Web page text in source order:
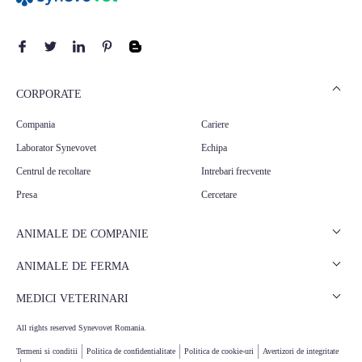
CORPORATE
Compania
Laborator Synevovet
Centrul de recoltare
Presa
Cariere
Echipa
Intrebari frecvente
Cercetare
ANIMALE DE COMPANIE
Analize caini
ANIMALE DE FERMA
Analize rumegatoare mari
MEDICI VETERINARI
Articole stiintifice
All rights reserved Synevovet Romania.
Termeni si conditii Politica de confidentialitate Politica de cookie-uri
Avertizori de integritate